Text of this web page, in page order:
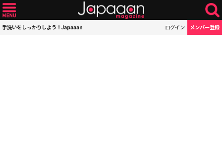
手洗いをしっかりしよう！Japaaan ログイン メンバー登録